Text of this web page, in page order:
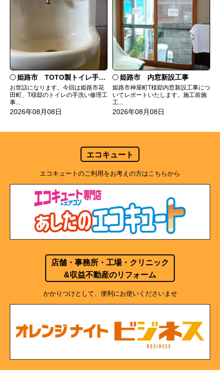
姫路市 TOTO製トイレ手洗いの水漏れ修理
お世話になります。今回は姫路市花
田町、T様邸のトイレの手洗い修理工
事...
2026年08月08日
姫路市 内窓新設工事
姫路市神屋町T様邸内窓新設工事につ
いてレポートいたします。施工前施
工...
2026年08月08日
エコキュート
エコキュートのご利用をお考えの方はこちらから
店舗・事務所・工場・クリニック
&収益不動産のリフォーム
かかりつけとして、便利にお使いくださいませ